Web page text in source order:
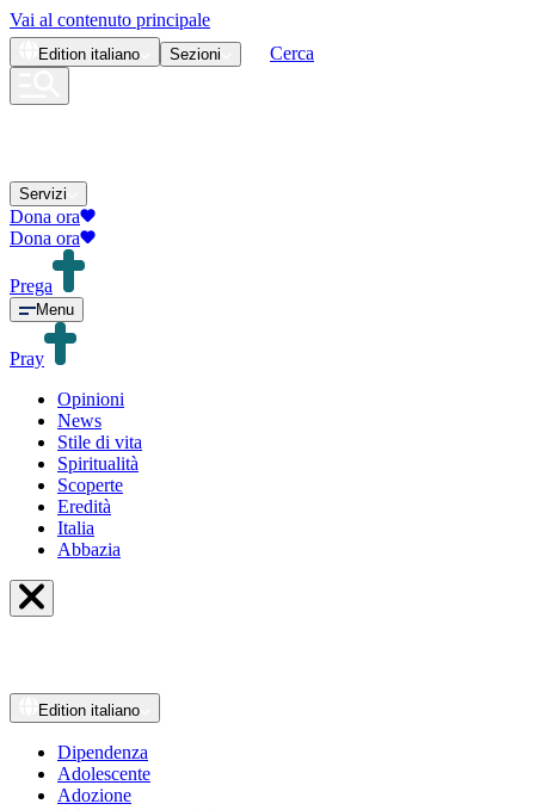
Vai al contenuto principale
Edition italiano Sezioni Cerca
Servizi
Dona ora
Dona ora
Prega
Menu
Pray
Opinioni
News
Stile di vita
Spiritualità
Scoperte
Eredità
Italia
Abbazia
Edition italiano
Dipendenza
Adolescente
Adozione